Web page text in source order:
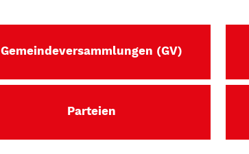
Gemeindeversammlungen (GV)
Parteien